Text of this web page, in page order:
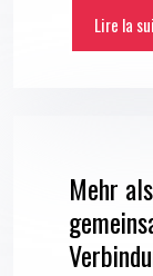
Lire la
Mehr